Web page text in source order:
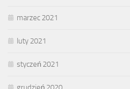
marzec 2021
luty 2021
styczeń 2021